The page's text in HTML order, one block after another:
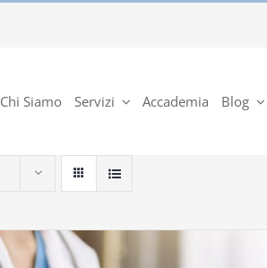
Chi Siamo Servizi Accademia Blog